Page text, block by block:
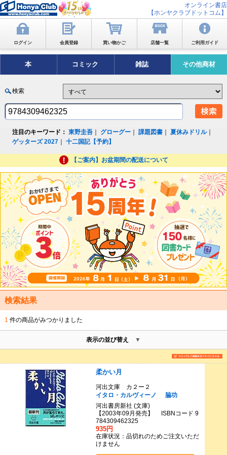
オンライン書店
【ホンヤクラブドットコム】
ログイン 会員登録 買い物かご 店舗一覧 ご利用ガイド
本 コミック 雑誌 その他商材
検索
注目のキーワード： 東野圭吾 グローグー ｜課題図書 ｜夏休みドリル｜
ゲッターズ 2027 ｜十二国記【予約】
【ご案内】お盆期間の配送について
検索結果
1 件の商品がみつかりました
表示の並び替え
柔かい月
河出文庫 カ２ー２
イタロ・カルヴィーノ
脇功
河出書房新社 (文庫)
【2003年09月発売】 ISBNコード 9
784309462325
935円
在庫状況：品切れのためご注文いただ
けません